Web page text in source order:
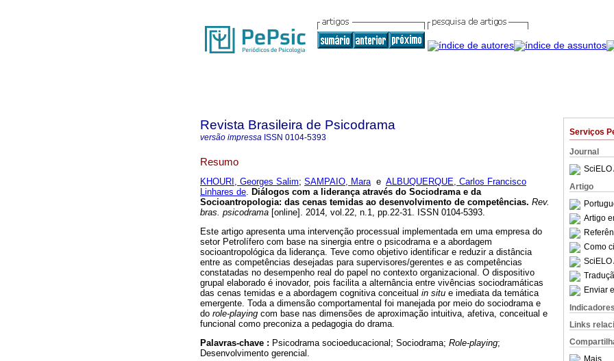
Serviços
Journal
SciELO
Artigo
Artigo
Como
SciELO
Enviar
Indicadores
Links
Revista Brasileira de Psicodrama
versão impressa ISSN 0104-5393
Resumo
KHOURI, Georges Salim; SAMPAIO, Marae ALBUQUERQUE, Carlos Francisco
Linhares de. Diálogos com a liderança através do Sociodrama e da
Socioantropologia: das cenas temidas ao desenvolvimento de competências. Rev.
bras. psicodrama [online]. 2014, vol.22, n.1, pp.22-31. ISSN 0104-5393.
Este artigo apresenta uma intervenção processual implementada em uma empresa do
setor Petrolífero com base na sinergia entre o psicodrama e a abordagem
socioantropológica da liderança. Teve como objetivo identificar e reduzir a distância
entre as competências desejadas para supervisores/gerentes e as competências
constatadas no desempenho real do papel no contexto organizacional. O dispositivo
grupal elaborado é inovador, pois facilita a alternância entre vivências sociodramáticas
das cenas temidas e a abordagem cognitiva conceitual in situ e imediata da temática
emergente. Toda a dimensão comportamental foi manejada por meio do sociodrama e
do role-playing com base nas dimensões de aproximação intuitiva, afetiva, conceitual e
funcional como preconiza a pedagogia do drama.
Palavras-chave : Psicodrama socioeducacional; Sociodrama; Role-playing;
Desenvolvimento gerencial.